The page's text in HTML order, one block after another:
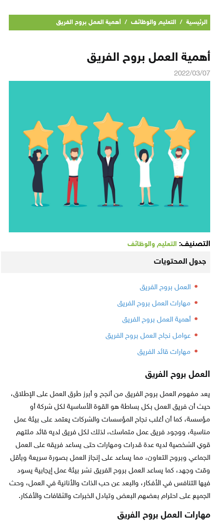
الرئيسية / التعليم والوظائف / أهمية العمل بروح الفريق
أهمية العمل بروح الفريق
2022/03/07
التصنيف: التعليم والوظائف
جدول المحتويات
العمل بروح الفريق
مهارات العمل بروح الفريق
أهمية العمل بروح الفريق
عوامل نجاح العمل بروح الفريق
مهارات قائد الفريق
العمل بروح الفريق
يعد مفهوم العمل بروح الفريق من أنجح و أبرز طرق العمل على الإطلاق،
حيث أن فريق العمل بكل بساطة هو القوة الأساسية لكل شركة أو
مؤسسة، كما أن أغلب نجاح المؤسسات والشركات يعتمد على بيئة عمل
مناسبة، ووجود فريق عمل متماسك، لذلك لكل فريق لديه قائد ملتهم
قوي الشخصية لديه عدة قدرات ومهارات حتى يساعد فريقه على العمل
الجماعي وبروح التعاون، مما يساعد على إنجاز العمل بصورة سريعة وبأقل
وقت وجهد، كما يساعد العمل بروح الفريق نشر بيئة عمل إيجابية يسود
فيها التنافس في الأفكار، والبعد عن حب الذات والأنانية في العمل، وحث
الجميع على احترام بعضهم البعض وتبادل الخبرات والثقافات والأفكار.
مهارات العمل بروح الفريق